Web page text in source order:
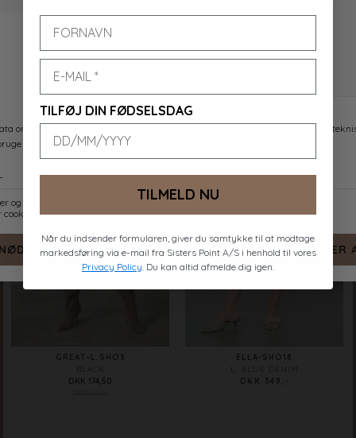
ONEA-SHO3
DKK 299,-
DKK 299,-
-50%
GREAT-L.SHO3
DKK 174,50
ELLA-SHO18
DKK 349,-
TILFØJ DIN FØDSELSDAG
TILMELD NU
Når du indsender formularen, giver du samtykke til at modtage
markedsføring via e-mail fra Sisters Point A/S i henhold til vores
Privacy Policy . Du kan altid afmelde dig igen.